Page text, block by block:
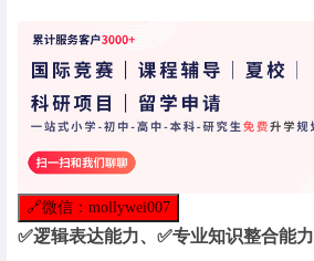
🔗微信：mollywei007
✅逻辑表达能力、✅专业知识整合能力